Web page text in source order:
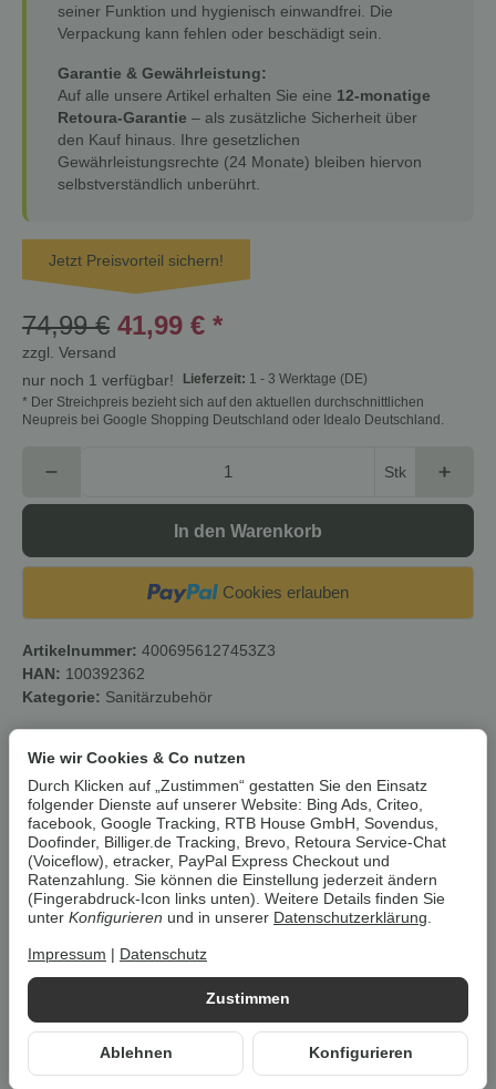
seiner Funktion und hygienisch einwandfrei. Die
Verpackung kann fehlen oder beschädigt sein.
Garantie & Gewährleistung:
Auf alle unsere Artikel erhalten Sie eine 12-monatige
Retoura-Garantie – als zusätzliche Sicherheit über
den Kauf hinaus. Ihre gesetzlichen
Gewährleistungsrechte (24 Monate) bleiben hiervon
selbstverständlich unberührt.
Jetzt Preisvorteil sichern!
74,99 € 41,99 € *
zzgl. Versand
nur noch 1 verfügbar!
Lieferzeit: 1 - 3 Werktage (DE)
* Der Streichpreis bezieht sich auf den aktuellen durchschnittlichen
Neupreis bei Google Shopping Deutschland oder Idealo Deutschland.
Stk
In den Warenkorb
Cookies erlauben
Artikelnummer: 4006956127453Z3
HAN: 100392362
Kategorie: Sanitärzubehör
Beschreibung
Um dieUmwelt zu schonen, vermeiden wir aufwendige
Umverpackungen. Wenn immer es möglich ist, versenden wir Ihre
Bestellung imOriginalkarton des Herstellers.
Ridder Badewannen-Einstiegshilfe »Rob«,
ergonomisch
RIDDER – Badewannen-Einstiegshilfe mit Sauger „Rob“ –
„Sicherer Griff für einen leichten Ein- und Ausstieg“ Viele Unfälle
passieren im eigenen Haushalt. Vor allem im Badezimmer ist es
wichtig einen sicheren Halt zu haben. Beim Ein- und Ausstieg in
die Badewanne helfen dabei die Badewannen-Einstiegshilfen
Zustimmen
Ablehnen Konfigurieren
Wie wir Cookies & Co nutzen
Durch Klicken auf „Zustimmen“ gestatten Sie den Einsatz
folgender Dienste auf unserer Website: Bing Ads, Criteo,
facebook, Google Tracking, RTB House GmbH, Sovendus,
Doofinder, Billiger.de Tracking, Brevo, Retoura Service-Chat
(Voiceflow), etracker, PayPal Express Checkout und
Ratenzahlung. Sie können die Einstellung jederzeit ändern
(Fingerabdruck-Icon links unten). Weitere Details finden Sie
unter Konfigurieren und in unserer Datenschutzerklärung.
Impressum Datenschutz